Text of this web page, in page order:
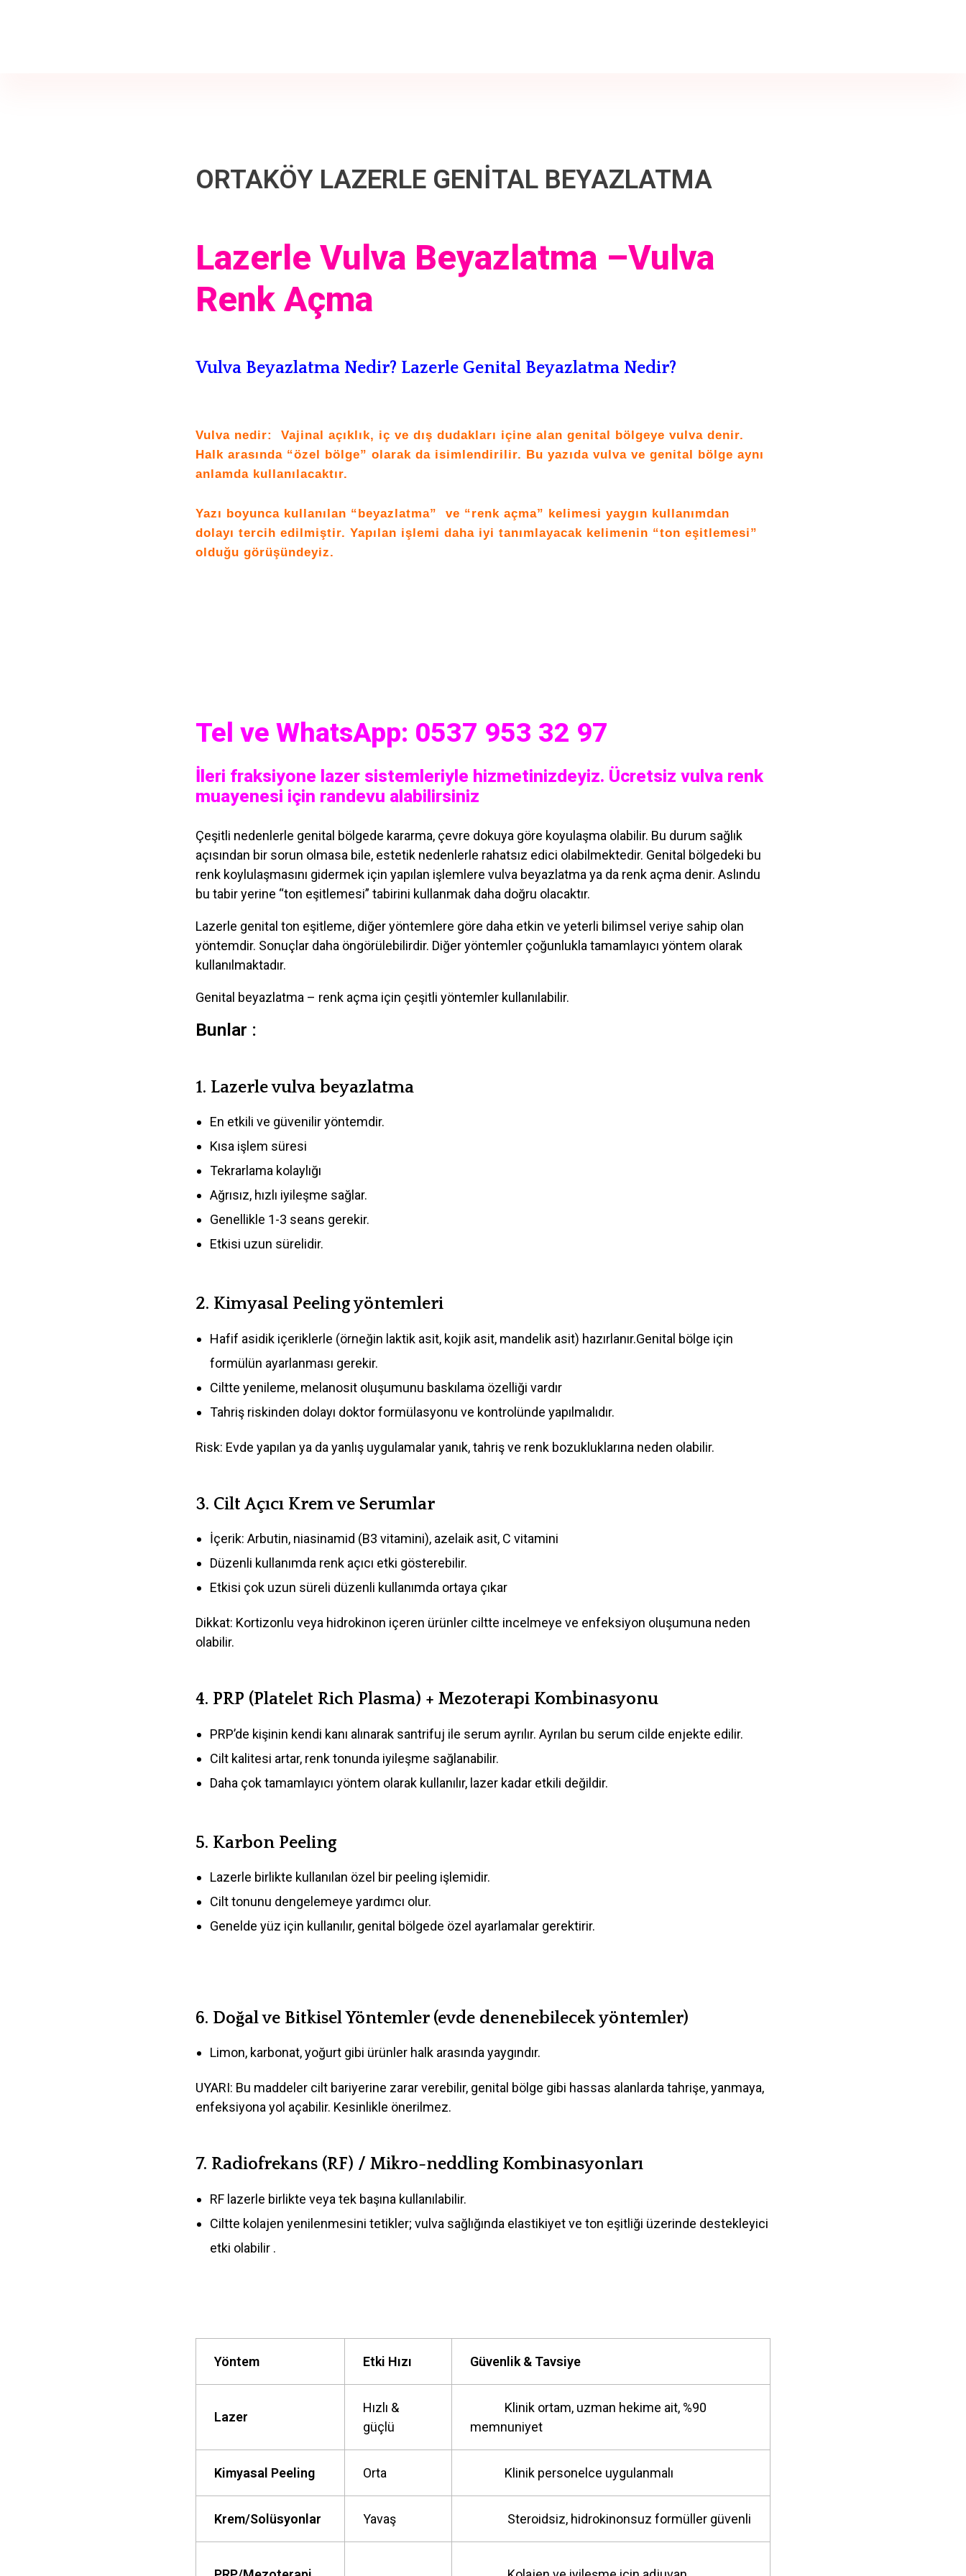
ORTAKÖY LAZERLE GENİTAL BEYAZLATMA
Lazerle Vulva Beyazlatma –Vulva
Renk Açma
Vulva Beyazlatma Nedir? Lazerle Genital Beyazlatma Nedir?
Vulva nedir: Vajinal açıklık, iç ve dış dudakları içine alan genital bölgeye vulva denir.
Halk arasında “özel bölge” olarak da isimlendirilir. Bu yazıda vulva ve genital bölge aynı
anlamda kullanılacaktır.
Yazı boyunca kullanılan “beyazlatma” ve “renk açma” kelimesi yaygın kullanımdan
dolayı tercih edilmiştir. Yapılan işlemi daha iyi tanımlayacak kelimenin “ton eşitlemesi”
olduğu görüşündeyiz.
Tel ve WhatsApp: 0537 953 32 97
İleri fraksiyone lazer sistemleriyle hizmetinizdeyiz. Ücretsiz vulva renk
muayenesi için randevu alabilirsiniz
Çeşitli nedenlerle genital bölgede kararma, çevre dokuya göre koyulaşma olabilir. Bu durum sağlık
açısından bir sorun olmasa bile, estetik nedenlerle rahatsız edici olabilmektedir. Genital bölgedeki bu
renk koylulaşmasını gidermek için yapılan işlemlere vulva beyazlatma ya da renk açma denir. Aslındu
bu tabir yerine “ton eşitlemesi” tabirini kullanmak daha doğru olacaktır.
Lazerle genital ton eşitleme, diğer yöntemlere göre daha etkin ve yeterli bilimsel veriye sahip olan
yöntemdir. Sonuçlar daha öngörülebilirdir. Diğer yöntemler çoğunlukla tamamlayıcı yöntem olarak
kullanılmaktadır.
Genital beyazlatma – renk açma için çeşitli yöntemler kullanılabilir.
Bunlar :
1. Lazerle vulva beyazlatma
En etkili ve güvenilir yöntemdir.
Kısa işlem süresi
Tekrarlama kolaylığı
Ağrısız, hızlı iyileşme sağlar.
Genellikle 1-3 seans gerekir.
Etkisi uzun sürelidir.
2. Kimyasal Peeling yöntemleri
Hafif asidik içeriklerle (örneğin laktik asit, kojik asit, mandelik asit) hazırlanır.Genital bölge için
formülün ayarlanması gerekir.
Ciltte yenileme, melanosit oluşumunu baskılama özelliği vardır
Tahriş riskinden dolayı doktor formülasyonu ve kontrolünde yapılmalıdır.
Risk: Evde yapılan ya da yanlış uygulamalar yanık, tahriş ve renk bozukluklarına neden olabilir.
3. Cilt Açıcı Krem ve Serumlar
İçerik: Arbutin, niasinamid (B3 vitamini), azelaik asit, C vitamini
Düzenli kullanımda renk açıcı etki gösterebilir.
Etkisi çok uzun süreli düzenli kullanımda ortaya çıkar
Dikkat: Kortizonlu veya hidrokinon içeren ürünler ciltte incelmeye ve enfeksiyon oluşumuna neden
olabilir.
4. PRP (Platelet Rich Plasma) + Mezoterapi Kombinasyonu
PRP’de kişinin kendi kanı alınarak santrifuj ile serum ayrılır. Ayrılan bu serum cilde enjekte edilir.
Cilt kalitesi artar, renk tonunda iyileşme sağlanabilir.
Daha çok tamamlayıcı yöntem olarak kullanılır, lazer kadar etkili değildir.
5. Karbon Peeling
Lazerle birlikte kullanılan özel bir peeling işlemidir.
Cilt tonunu dengelemeye yardımcı olur.
Genelde yüz için kullanılır, genital bölgede özel ayarlamalar gerektirir.
6. Doğal ve Bitkisel Yöntemler (evde denenebilecek yöntemler)
Limon, karbonat, yoğurt gibi ürünler halk arasında yaygındır.
UYARI: Bu maddeler cilt bariyerine zarar verebilir, genital bölge gibi hassas alanlarda tahrişe, yanmaya,
enfeksiyona yol açabilir. Kesinlikle önerilmez.
7. Radiofrekans (RF) / Mikro-neddling Kombinasyonları
RF lazerle birlikte veya tek başına kullanılabilir.
Ciltte kolajen yenilenmesini tetikler; vulva sağlığında elastikiyet ve ton eşitliği üzerinde destekleyici
etki olabilir .
Yöntem Etki Hızı Güvenlik & Tavsiye
Lazer
Hızlı &
güçlü
Klinik ortam, uzman hekime ait, %90
memnuniyet
Kimyasal Peeling Orta Klinik personelce uygulanmalı
Krem/Solüsyonlar Yavaş Steroidsiz, hidrokinonsuz formüller güvenli